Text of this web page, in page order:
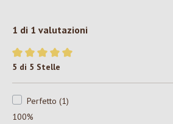
1 di 1 valutazioni
Valutazione media di 5 su 5 stelle
5 di 5 Stelle
Perfetto (1)
100%